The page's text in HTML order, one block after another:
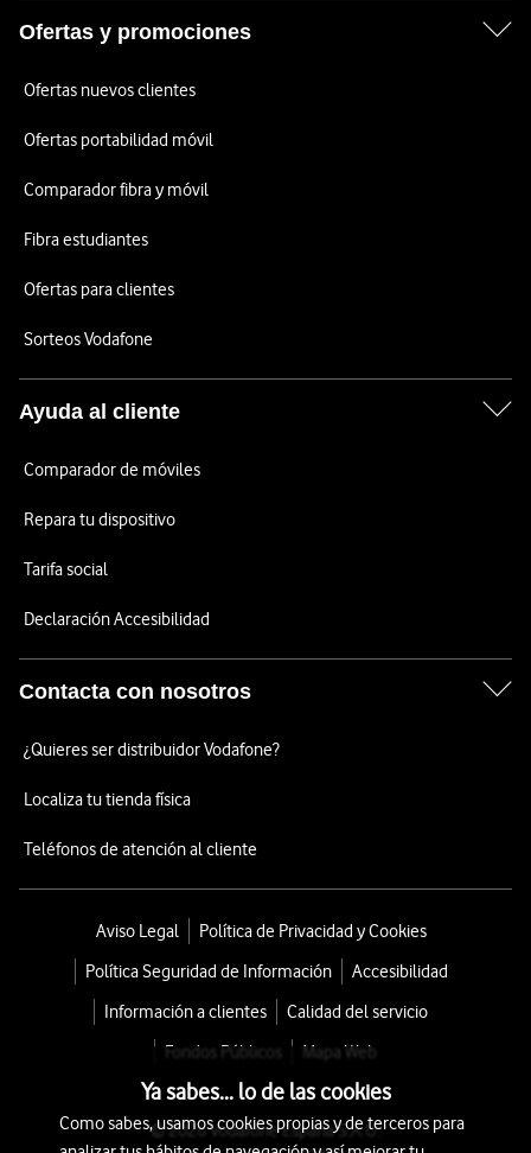
Ofertas y promociones
Ofertas nuevos clientes
Ofertas portabilidad móvil
Comparador fibra y móvil
Fibra estudiantes
Ofertas para clientes
Sorteos Vodafone
Ayuda al cliente
Comparador de móviles
Repara tu dispositivo
Tarifa social
Declaración Accesibilidad
Contacta con nosotros
¿Quieres ser distribuidor Vodafone?
Localiza tu tienda física
Teléfonos de atención al cliente
Aviso Legal
Política de Privacidad y Cookies
Política Seguridad de Información
Accesibilidad
Información a clientes
Calidad del servicio
Fondos Públicos
Mapa Web
© 2026 Vodafone España S.A.U.
Ya sabes... lo de las cookies
Como sabes, usamos cookies propias y de terceros para